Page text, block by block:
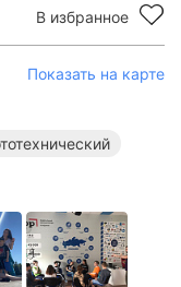
В избранное
Показать на карте